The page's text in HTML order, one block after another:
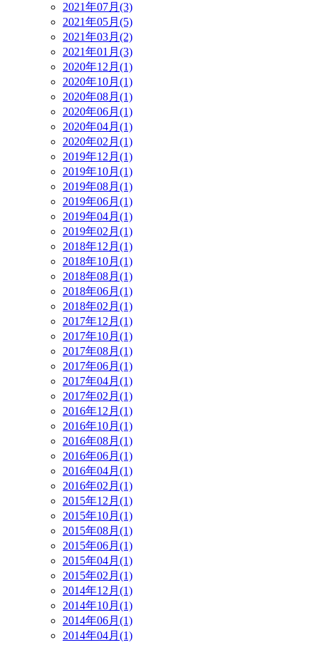
2021年07月(3)
2021年05月(5)
2021年03月(2)
2021年01月(3)
2020年12月(1)
2020年10月(1)
2020年08月(1)
2020年06月(1)
2020年04月(1)
2020年02月(1)
2019年12月(1)
2019年10月(1)
2019年08月(1)
2019年06月(1)
2019年04月(1)
2019年02月(1)
2018年12月(1)
2018年10月(1)
2018年08月(1)
2018年06月(1)
2018年02月(1)
2017年12月(1)
2017年10月(1)
2017年08月(1)
2017年06月(1)
2017年04月(1)
2017年02月(1)
2016年12月(1)
2016年10月(1)
2016年08月(1)
2016年06月(1)
2016年04月(1)
2016年02月(1)
2015年12月(1)
2015年10月(1)
2015年08月(1)
2015年06月(1)
2015年04月(1)
2015年02月(1)
2014年12月(1)
2014年10月(1)
2014年06月(1)
2014年04月(1)